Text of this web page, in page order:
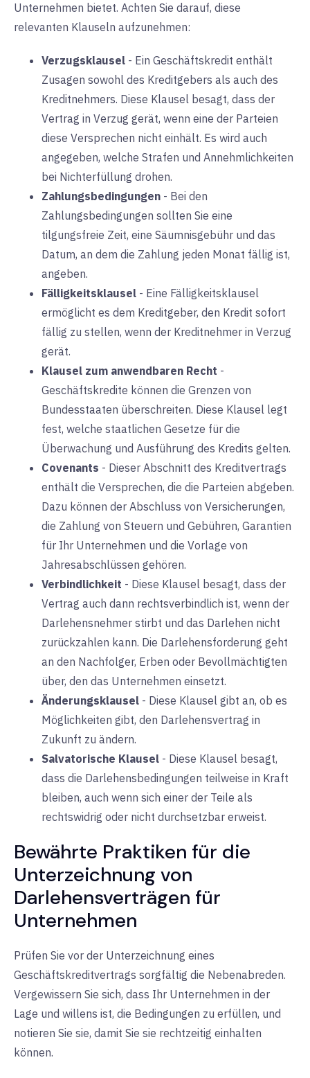
Unternehmen bietet. Achten Sie darauf, diese
relevanten Klauseln aufzunehmen:
Verzugsklausel - Ein Geschäftskredit enthält
Zusagen sowohl des Kreditgebers als auch des
Kreditnehmers. Diese Klausel besagt, dass der
Vertrag in Verzug gerät, wenn eine der Parteien
diese Versprechen nicht einhält. Es wird auch
angegeben, welche Strafen und Annehmlichkeiten
bei Nichterfüllung drohen.
Zahlungsbedingungen - Bei den
Zahlungsbedingungen sollten Sie eine
tilgungsfreie Zeit, eine Säumnisgebühr und das
Datum, an dem die Zahlung jeden Monat fällig ist,
angeben.
Fälligkeitsklausel - Eine Fälligkeitsklausel
ermöglicht es dem Kreditgeber, den Kredit sofort
fällig zu stellen, wenn der Kreditnehmer in Verzug
gerät.
Klausel zum anwendbaren Recht -
Geschäftskredite können die Grenzen von
Bundesstaaten überschreiten. Diese Klausel legt
fest, welche staatlichen Gesetze für die
Überwachung und Ausführung des Kredits gelten.
Covenants - Dieser Abschnitt des Kreditvertrags
enthält die Versprechen, die die Parteien abgeben.
Dazu können der Abschluss von Versicherungen,
die Zahlung von Steuern und Gebühren, Garantien
für Ihr Unternehmen und die Vorlage von
Jahresabschlüssen gehören.
Verbindlichkeit - Diese Klausel besagt, dass der
Vertrag auch dann rechtsverbindlich ist, wenn der
Darlehensnehmer stirbt und das Darlehen nicht
zurückzahlen kann. Die Darlehensforderung geht
an den Nachfolger, Erben oder Bevollmächtigten
über, den das Unternehmen einsetzt.
Änderungsklausel - Diese Klausel gibt an, ob es
Möglichkeiten gibt, den Darlehensvertrag in
Zukunft zu ändern.
Salvatorische Klausel - Diese Klausel besagt,
dass die Darlehensbedingungen teilweise in Kraft
bleiben, auch wenn sich einer der Teile als
rechtswidrig oder nicht durchsetzbar erweist.
Bewährte Praktiken für die
Unterzeichnung von
Darlehensverträgen für
Unternehmen
Prüfen Sie vor der Unterzeichnung eines
Geschäftskreditvertrags sorgfältig die Nebenabreden.
Vergewissern Sie sich, dass Ihr Unternehmen in der
Lage und willens ist, die Bedingungen zu erfüllen, und
notieren Sie sie, damit Sie sie rechtzeitig einhalten
können.